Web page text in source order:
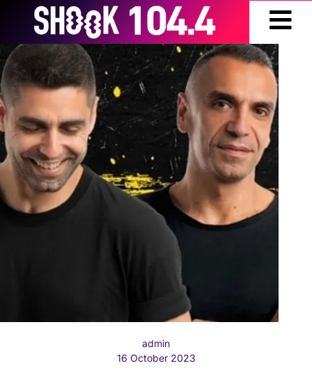
admin
16 October 2023